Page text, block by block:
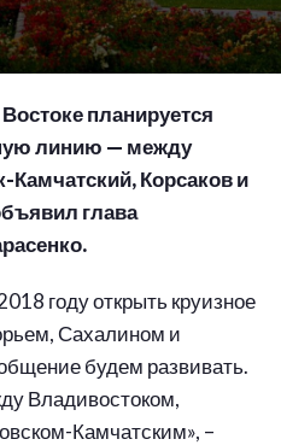
планируется
линию — между
Камчатский, Корсаков и
глава
году открыть круизное
Сахалином и
будем развивать.
Владивостоком,
Камчатским», –